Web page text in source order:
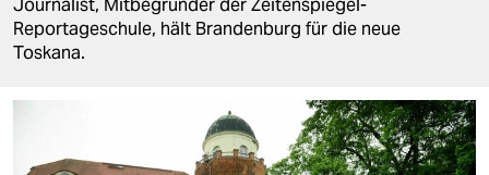
nord
wahrheit
Journalist, Mitbegründer der Zeitenspiegel-
Reportageschule, hält Brandenburg für die neue
Toskana.